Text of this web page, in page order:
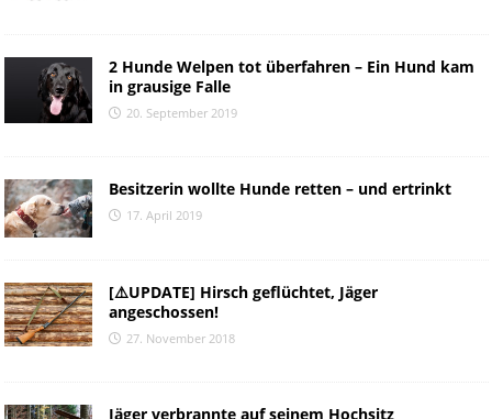
2 Hunde Welpen tot überfahren – Ein Hund kam
in grausige Falle
20. September 2019
Besitzerin wollte Hunde retten – und ertrinkt
17. April 2019
[⚠️UPDATE] Hirsch geflüchtet, Jäger
angeschossen!
27. November 2018
Jäger verbrannte auf seinem Hochsitz